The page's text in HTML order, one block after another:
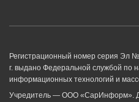
Регистрационный номер серия Эл
г. выдано Федеральной службой по
информационных технологий и
Учредитель — ООО «СарИнформ».